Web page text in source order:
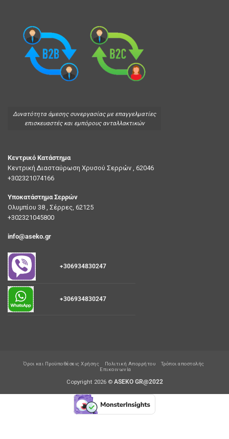
Δυνατότητα άμεσης συνεργασίας με επαγγελματίες
επισκευαστές και εμπόρους ανταλλακτικών
Κεντρικό Κατάστημα
Κεντρική Διασταύρωση Χρυσού Σερρών , 62046
+302321074166
Υποκατάστημα Σερρών
Ολυμπίου 38 , Σέρρες, 62125
+302321045800
info@aseko.gr
+306934830247
+306934830247
Όροι και Προϋποθέσεις Χρήσης Πολιτική Απορρήτου
Τρόποι αποστολής
Επικοινωνία
Copyright 2026 © ASEKO GR@2022